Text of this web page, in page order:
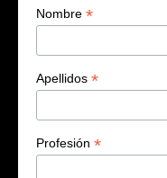
Nombre *
Apellidos *
Profesión *